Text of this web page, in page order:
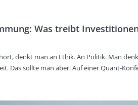
Was treibt
denkt man an Ethik. An Politik. Man
Das sollte man aber. Auf einer Quant-